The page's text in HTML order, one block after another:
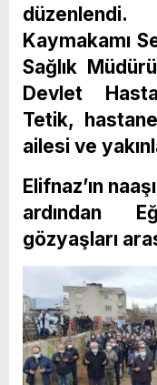
Kaymakamı
Sağlık
Devlet
Tetik,
ailesi ve
Elifnaz’ın
ardından
gözyaşları